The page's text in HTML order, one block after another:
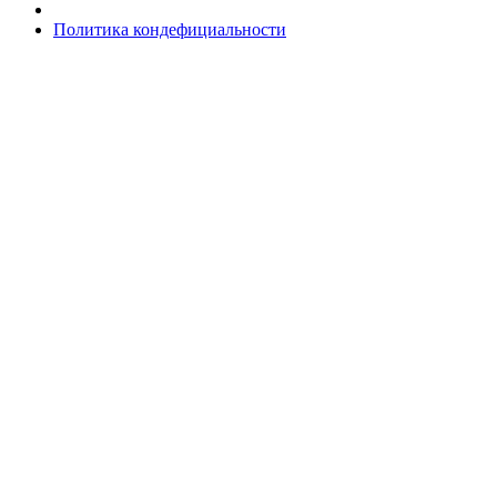
Политика кондефициальности